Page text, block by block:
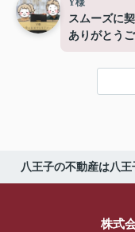
Y様
スムーズに
ありがとう
八王子の不動産は八
株式